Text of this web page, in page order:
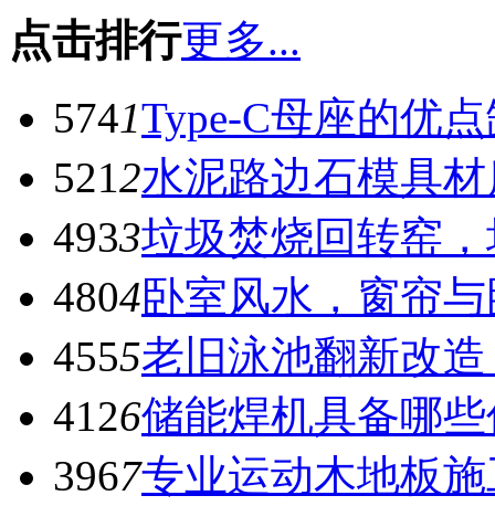
点击排行更多...
5741Type-C母座的优
5212水泥路边石模具
4933垃圾焚烧回转窑
4804卧室风水，窗帘
4555老旧泳池翻新改
4126储能焊机具备哪
3967专业运动木地板